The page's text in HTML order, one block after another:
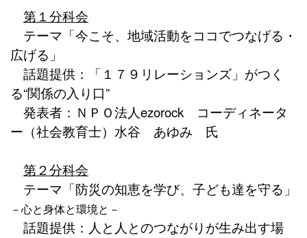
第１分科会
テーマ「今こそ、地域活動をココでつなげる・
広げる」
話題提供：「１７９リレーションズ」がつく
る“関係の入り口”
発表者：ＮＰＯ法人ezorock コーディネータ
ー（社会教育士）水谷 あゆみ 氏
第２分科会
テーマ「防災の知恵を学び、子ども達を守る」
－心と身体と環境と－
話題提供：人と人とのつながりが生み出す場